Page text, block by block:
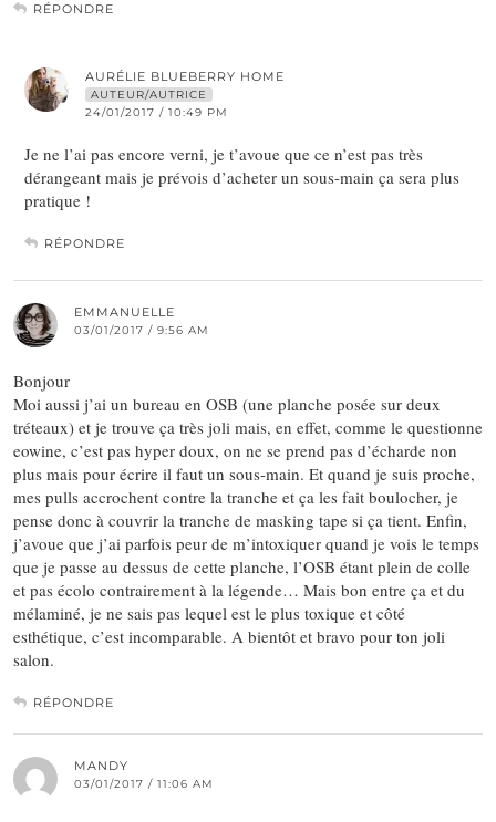
RÉPONDRE
AURÉLIE BLUEBERRY HOME
AUTEUR/AUTRICE
24/01/2017 / 10:49 PM
Je ne l’ai pas encore verni, je t’avoue que ce n’est pas très
dérangeant mais je prévois d’acheter un sous-main ça sera plus
pratique !
RÉPONDRE
EMMANUELLE
03/01/2017 / 9:56 AM
Bonjour
Moi aussi j’ai un bureau en OSB (une planche posée sur deux
tréteaux) et je trouve ça très joli mais, en effet, comme le questionne
eowine, c’est pas hyper doux, on ne se prend pas d’écharde non
plus mais pour écrire il faut un sous-main. Et quand je suis proche,
mes pulls accrochent contre la tranche et ça les fait boulocher, je
pense donc à couvrir la tranche de masking tape si ça tient. Enfin,
j’avoue que j’ai parfois peur de m’intoxiquer quand je vois le temps
que je passe au dessus de cette planche, l’OSB étant plein de colle
et pas écolo contrairement à la légende… Mais bon entre ça et du
mélaminé, je ne sais pas lequel est le plus toxique et côté
esthétique, c’est incomparable. A bientôt et bravo pour ton joli
salon.
RÉPONDRE
MANDY
03/01/2017 / 11:06 AM